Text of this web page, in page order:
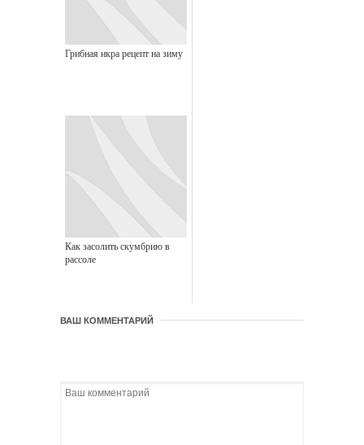
Грибная икра рецепт на зиму
Как засолить скумбрию в
рассоле
ВАШ КОММЕНТАРИЙ